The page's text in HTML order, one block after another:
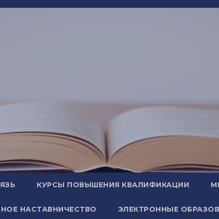
КУРСЫ ПОВЫШЕНИЯ КВАЛИФИКАЦИИ
НАСТАВНИЧЕСТВО ЭЛЕКТРОННЫЕ